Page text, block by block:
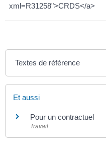
xml=R31258">CRDS</a>
Textes de référence
Et aussi
Pour un contractuel
Travail